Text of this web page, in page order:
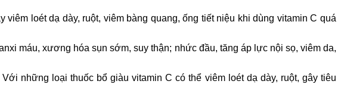
loét dạ dày, ruột, viêm bàng quang, ống tiết niệu khi dùng vitamin C quá
máu, xương hóa sụn sớm, suy thận; nhức đầu, tăng áp lực nội sọ, viêm da,
những loại thuốc bổ giàu vitamin C có thể viêm loét dạ dày, ruột, gây tiêu